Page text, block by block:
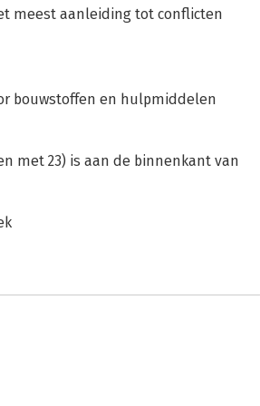
meest aanleiding tot conflicten
bouwstoffen en hulpmiddelen
met 23) is aan de binnenkant van